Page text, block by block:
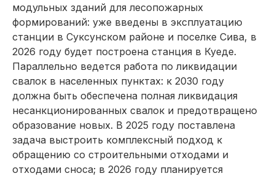
модульных зданий для лесопожарных
формирований: уже введены в эксплуатацию
станции в Суксунском районе и поселке Сива, в
2026 году будет построена станция в Куеде.
Параллельно ведется работа по ликвидации
свалок в населенных пунктах: к 2030 году
должна быть обеспечена полная ликвидация
несанкционированных свалок и предотвращено
образование новых. В 2025 году поставлена
задача выстроить комплексный подход к
обращению со строительными отходами и
отходами сноса; в 2026 году планируется